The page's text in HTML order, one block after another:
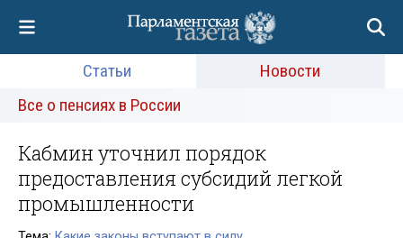
Статьи
Новости
Все о пенсиях в России
Кабмин уточнил порядок
предоставления субсидий легкой
промышленности